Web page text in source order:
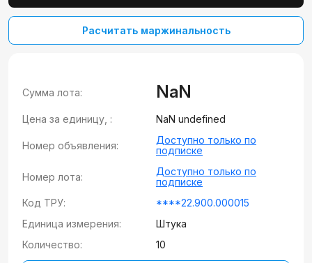
Расчитать маржинальность
Сумма лота: NaN
Цена за единицу, : NaN undefined
Номер объявления:
Доступно только по
подписке
Номер лота:
Доступно только по
подписке
Код ТРУ:
****22.900.000015
Единица измерения:
Штука
Количество:
10